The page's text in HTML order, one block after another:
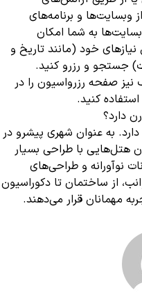
و برنامه‌های
به شما امکان
خود (مانند تاریخ و
جستجو و رزرو کنید.
صفحه رزرواسیون را در
کنید.
به عنوان شهری پیشرو در
هتل‌هایی با طراحی بسیار
نوآورانه و طراحی‌های
از ساختمان تا دکوراسیون
مهمانان قرار می‌دهند.